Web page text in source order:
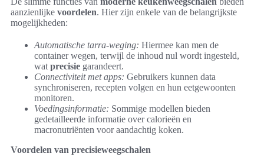
aanzienlijke voordelen. Hier zijn enkele van de belangrijkste
mogelijkheden:
Automatische tarra-weging: Hiermee kan men de
container wegen, terwijl de inhoud nul wordt ingesteld,
wat precisie garandeert.
Connectiviteit met apps: Gebruikers kunnen data
synchroniseren, recepten volgen en hun eetgewoonten
monitoren.
Voedingsinformatie: Sommige modellen bieden
gedetailleerde informatie over calorieën en
macronutriënten voor aandachtig koken.
Voordelen van precisieweegschalen